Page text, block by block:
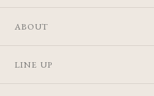
ABOUT
LINE UP